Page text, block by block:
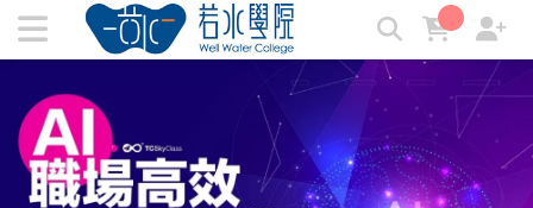
AI職場高效簡報工作術 | 若水學院